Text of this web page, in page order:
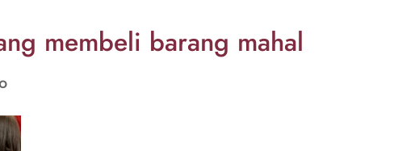
membeli barang mahal